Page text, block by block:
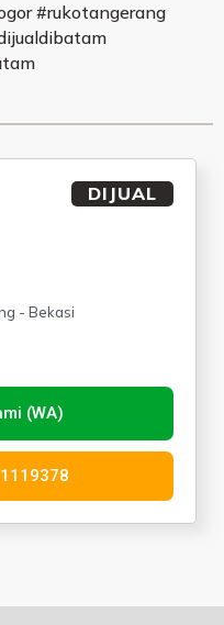
#rukotangerang
DIJUAL
- Bekasi
(WA)